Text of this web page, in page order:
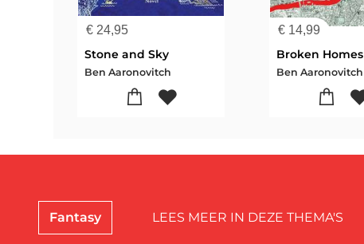
€ 24,95
Stone and Sky
Ben Aaronovitch
€ 14,99
Broken Homes
Ben Aaronovitch
Fantasy LEES MEER IN DEZE THEMA'S